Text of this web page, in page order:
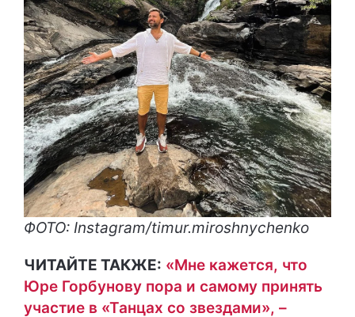
ФОТО: Instagram/timur.miroshnychenko
ЧИТАЙТЕ ТАКЖЕ: «Мне кажется, что
Юре Горбунову пора и самому принять
участие в «Танцах со звездами», –